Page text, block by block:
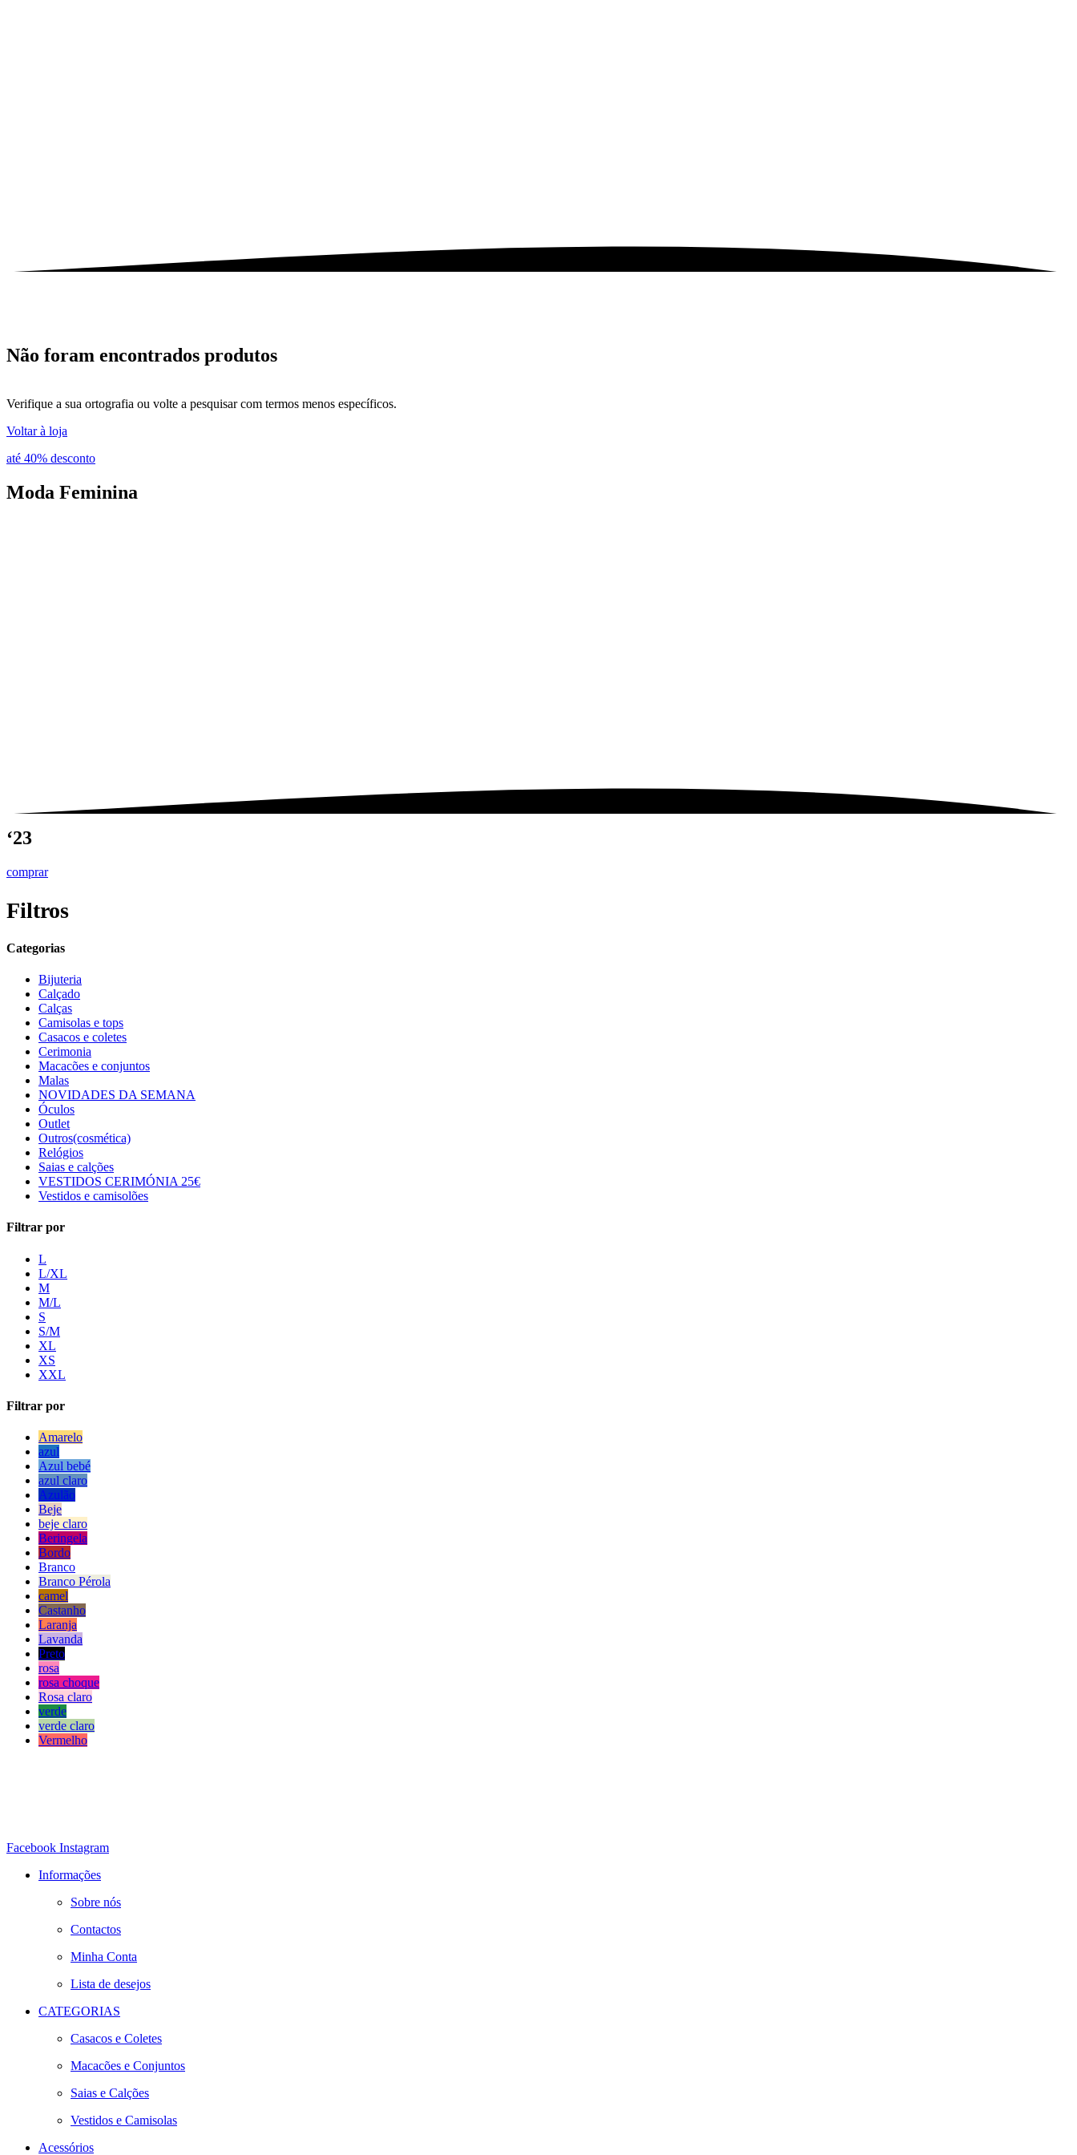
Não foram encontrados produtos
Verifique a sua ortografia ou volte a pesquisar com termos menos específicos.
Voltar à loja
até 40% desconto
Moda Feminina
‘23
comprar
Filtros
Categorias
Bijuteria
Calçado
Calças
Camisolas e tops
Casacos e coletes
Cerimonia
Macacões e conjuntos
Malas
NOVIDADES DA SEMANA
Óculos
Outlet
Outros(cosmética)
Relógios
Saias e calções
VESTIDOS CERIMÓNIA 25€
Vestidos e camisolões
Filtrar por
L
L/XL
M
M/L
S
S/M
XL
XS
XXL
Filtrar por
Amarelo
azul
Azul bebé
azul claro
Azulão
Beje
beje claro
Beringela
Bordo
Branco
Branco Pérola
camel
Castanho
Laranja
Lavanda
Preto
rosa
rosa choque
Rosa claro
verde
verde claro
Vermelho
Facebook Instagram
Informações
Sobre nós
Contactos
Minha Conta
Lista de desejos
CATEGORIAS
Casacos e Coletes
Macacões e Conjuntos
Saias e Calções
Vestidos e Camisolas
Acessórios